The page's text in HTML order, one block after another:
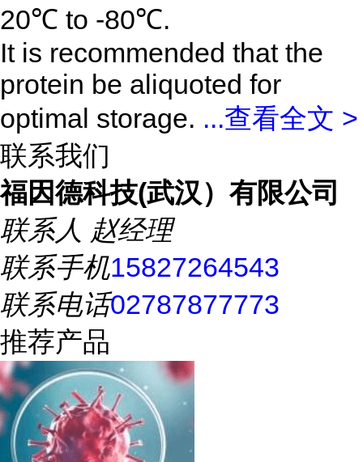
20℃ to -80℃.
It is recommended that the
protein be aliquoted for
optimal storage. ...查看全文 >
联系我们
福因德科技(武汉）有限公司
联系人 赵经理
联系手机15827264543
联系电话02787877773
推荐产品